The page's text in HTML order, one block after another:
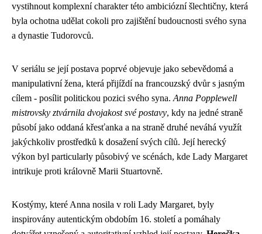
vystihnout komplexní charakter této ambiciózní šlechtičny, která
byla ochotna udělat cokoli pro zajištění budoucnosti svého syna
a dynastie Tudorovců.
V seriálu se její postava poprvé objevuje jako sebevědomá a
manipulativní žena, která přijíždí na francouzský dvůr s jasným
cílem - posílit politickou pozici svého syna. Anna Popplewell
mistrovsky ztvárnila dvojakost své postavy, kdy na jedné straně
působí jako oddaná křesťanka a na straně druhé neváhá využít
jakýchkoliv prostředků k dosažení svých cílů. Její herecký
výkon byl particularly působivý ve scénách, kde Lady Margaret
intrikuje proti královně Marii Stuartovně.
Kostýmy, které Anna nosila v roli Lady Margaret, byly
inspirovány autentickým obdobím 16. století a pomáhaly